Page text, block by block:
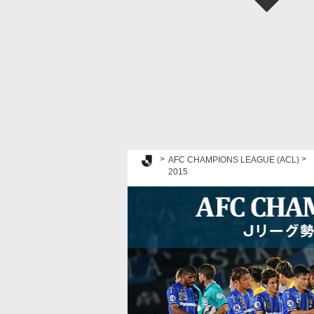
Ｊリーグ TOP
AFC CHAMPIONS LEAGUE (ACL)
2015